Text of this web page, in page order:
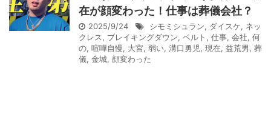
在が顔変わった！仕事は葬儀会社？
2025/9/24 シモミシュラン, ダイスケ, ネッ
クレス, ブレイキングダウン, ベルト , 仕事, 会社, 何
の, 喧嘩自慢, 大宮, 弱い, 溝口勇児, 現在, 益荒男, 葬
儀, 金城, 顔変わった